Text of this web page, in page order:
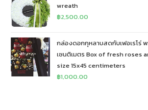
wreath
฿2,500.00
กล่องดอกกุหลาบสดกับเฟอเรโร่
เซนติเมตร Box of fresh roses
size 15x45 centimeters
฿1,000.00